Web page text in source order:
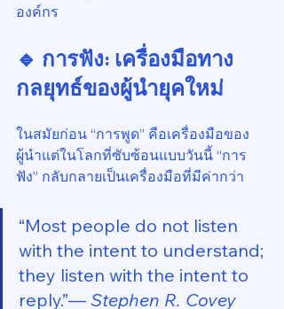
องค์กร
🔹 การฟัง: เครื่องมือทาง
กลยุทธ์ของผู้นำยุคใหม่
ในสมัยก่อน “การพูด” คือเครื่องมือของ
ผู้นำแต่ในโลกที่ซับซ้อนแบบวันนี้ “การ
ฟัง” กลับกลายเป็นเครื่องมือที่มีค่ากว่า
“Most people do not listen
with the intent to understand;
they listen with the intent to
reply.”— Stephen R. Covey